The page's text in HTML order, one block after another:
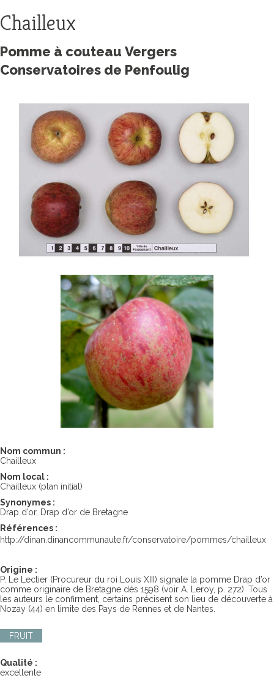
Chailleux
Pomme à couteau Vergers
Conservatoires de Penfoulig
Nom commun :
Chailleux
Nom local :
Chailleux (plan initial)
Synonymes :
Drap d’or, Drap d’or de Bretagne
Références :
http://dinan.dinancommunaute.fr/conservatoire/pommes/chailleux
Origine :
P. Le Lectier (Procureur du roi Louis XIII) signale la pomme Drap d’or
comme originaire de Bretagne dès 1598 (voir A. Leroy, p. 272). Tous
les auteurs le confirment, certains précisent son lieu de découverte à
Nozay (44) en limite des Pays de Rennes et de Nantes.
FRUIT
Qualité :
excellente